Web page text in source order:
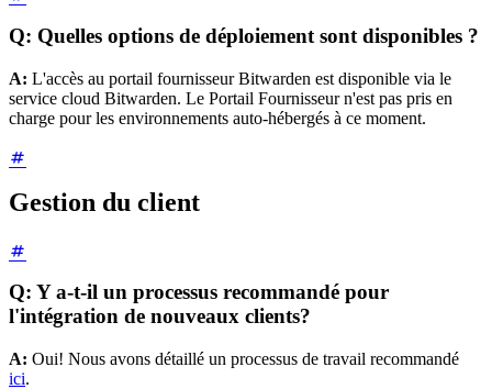
Q: Quelles options de déploiement sont disponibles ?
A: L'accès au portail fournisseur Bitwarden est disponible via le
service cloud Bitwarden. Le Portail Fournisseur n'est pas pris en
charge pour les environnements auto-hébergés à ce moment.
Gestion du client
Q: Y a-t-il un processus recommandé pour
l'intégration de nouveaux clients?
A: Oui! Nous avons détaillé un processus de travail recommandé
ici.